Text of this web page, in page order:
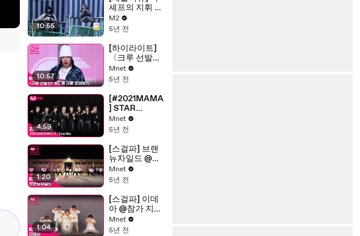
10:55
셰프의 지휘 아
래 이뤄지는 요
리 타임! 스릴
에의 번지 도전
의 결과는? |
Ep.2
M2
5년 전
10:57
[하이라이트]
〈크루 선발
전〉 ALL IN 크
루 모아보기
Mnet
5년 전
4:59
[#2021MAMA
] STAR
COUNTDOW
N D-2 by
Mnet
5년 전
1:20
[스걸파] 브랜
뉴차일드 @참
가 지원 영상
Mnet
5년 전
1:04
[스걸파] 이데
아 @참가 지원
영상
Mnet
5년 전